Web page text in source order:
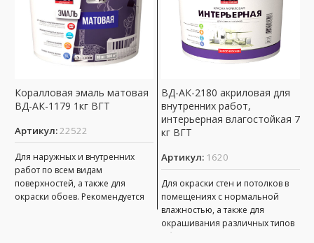
Коралловая эмаль матовая
ВД-АК-1179 1кг ВГТ
Артикул:22522
Для наружных и внутренних
работ по всем видам
поверхностей, а также для
окраски обоев. Рекомендуется
ВД-АК-2180 акриловая для
внутренних работ,
интерьерная влагостойкая 7
кг ВГТ
Артикул: 1620
Для окраски стен и потолков в
помещениях с нормальной
влажностью, а также для
окрашивания различных типов
обоев. имеет хорошую адгезию